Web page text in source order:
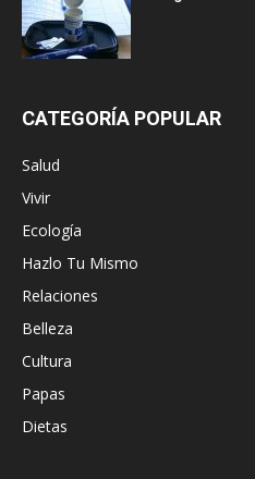
CATEGORÍA POPULAR
Salud
Vivir
Ecología
Hazlo Tu Mismo
Relaciones
Belleza
Cultura
Papas
Dietas